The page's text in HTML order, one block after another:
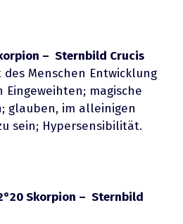
– Sternbild Crucis
Menschen Entwicklung
magische
glauben, im alleinigen
sein; Hypersensibilität.
Skorpion – Sternbild